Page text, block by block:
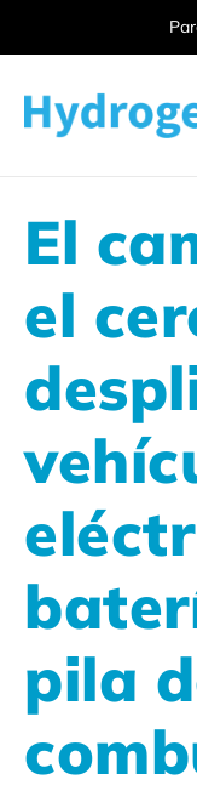
El
el
pila